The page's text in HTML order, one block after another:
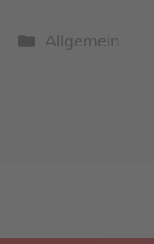
Kategorien
Allgemein